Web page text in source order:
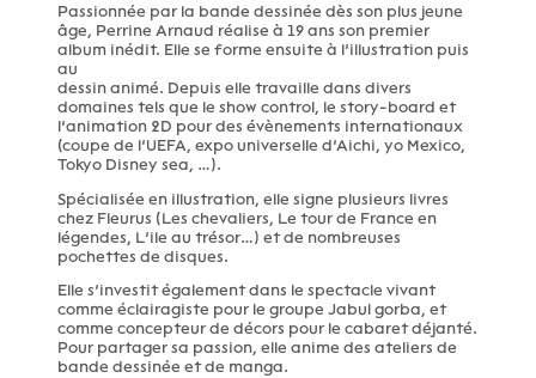
Passionnée par la bande dessinée dès son plus jeune
âge, Perrine Arnaud réalise à 19 ans son premier
album inédit. Elle se forme ensuite à l’illustration puis
au
dessin animé. Depuis elle travaille dans divers
domaines tels que le show control, le story-board et
l’animation 2D pour des évènements internationaux
(coupe de l’UEFA, expo universelle d’Aichi, yo Mexico,
Tokyo Disney sea, …).
Spécialisée en illustration, elle signe plusieurs livres
chez Fleurus (Les chevaliers, Le tour de France en
légendes, L’ile au trésor…) et de nombreuses
pochettes de disques.
Elle s’investit également dans le spectacle vivant
comme éclairagiste pour le groupe Jabul gorba, et
comme concepteur de décors pour le cabaret déjanté.
Pour partager sa passion, elle anime des ateliers de
bande dessinée et de manga.